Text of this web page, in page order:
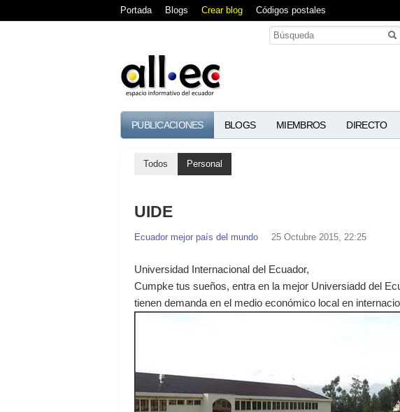
Portada Blogs Crear blog
Códigos postales
PUBLICACIONES BLOGS MIEMBROS DIRECTO
Todos Personal
UIDE
Ecuador mejor país del mundo 25 Octubre 2015, 22:25
Universidad Internacional del Ecuador,
Cumpke tus sueños, entra en la mejor Universiadd del
tienen demanda en el medio económico local en